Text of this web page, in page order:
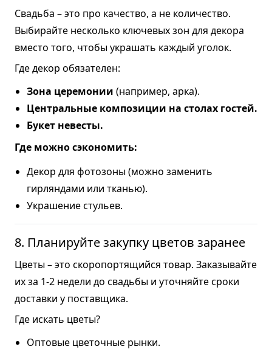
Свадьба – это про качество, а не количество.
Выбирайте несколько ключевых зон для декора
вместо того, чтобы украшать каждый уголок.
Где декор обязателен:
Зона церемонии (например, арка).
Центральные композиции на столах гостей.
Букет невесты.
Где можно сэкономить:
Декор для фотозоны (можно заменить
гирляндами или тканью).
Украшение стульев.
8. Планируйте закупку цветов заранее
Цветы – это скоропортящийся товар. Заказывайте
их за 1-2 недели до свадьбы и уточняйте сроки
доставки у поставщика.
Где искать цветы?
Оптовые цветочные рынки.